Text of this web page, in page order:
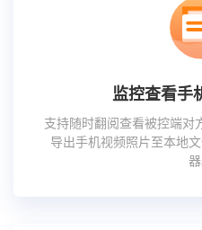
监控查看手
支持随时翻阅查看被控端对
导出手机视频照片至本地
器